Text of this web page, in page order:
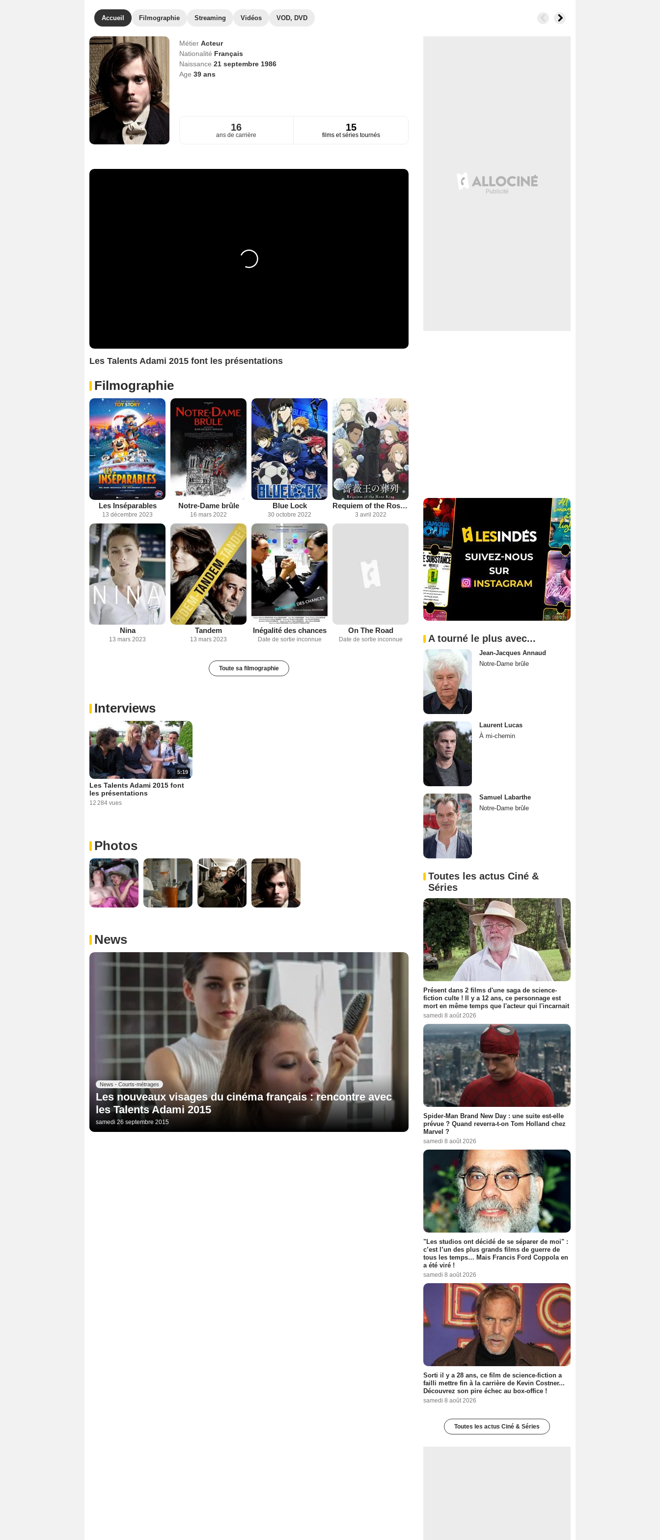
Accueil Filmographie Streaming Vidéos VOD, DVD
Métier Acteur
Nationalité Français
Naissance 21 septembre 1986
Age 39ans
16
ans de carrière
15
films et séries tournés
Les Talents Adami 2015 font les présentations
Filmographie
Les Inséparables
13 décembre 2023
Notre-Dame brûle
16 mars 2022
Blue Lock
30 octobre 2022
Requiem of the Rose King
3 avril 2022
Nina
13 mars 2023
Tandem
13 mars 2023
Inégalité des chances
Date de sortie inconnue
On The Road
Date de sortie inconnue
Toute sa filmographie
Interviews
5:19
Les Talents Adami 2015 font
les présentations
12 284 vues
Photos
News
News - Courts-métrages
Les nouveaux visages du cinéma français : rencontre avec
les Talents Adami 2015
samedi 26 septembre 2015
A tourné le plus avec...
Jean-Jacques Annaud
Notre-Dame brûle
Laurent Lucas
À mi-chemin
Samuel Labarthe
Notre-Dame brûle
Toutes les actus Ciné &
Séries
Présent dans 2 films d'une saga de science-
fiction culte ! Il y a 12 ans, ce personnage est
mort en même temps que l'acteur qui l'incarnait
samedi 8 août 2026
Spider-Man Brand New Day : une suite est-elle
prévue ? Quand reverra-t-on Tom Holland chez
Marvel ?
samedi 8 août 2026
"Les studios ont décidé de se séparer de moi" :
c’est l’un des plus grands films de guerre de
tous les temps… Mais Francis Ford Coppola en
a été viré !
samedi 8 août 2026
Sorti il y a 28 ans, ce film de science-fiction a
failli mettre fin à la carrière de Kevin Costner...
Découvrez son pire échec au box-office !
samedi 8 août 2026
Toutes les actus Ciné & Séries